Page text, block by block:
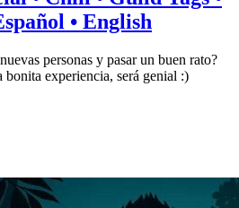
• English
personas y pasar un buen rato?
bonita experiencia, será genial :)